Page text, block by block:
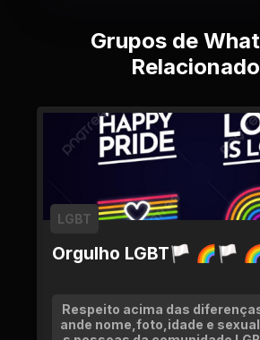
Grupos de
Orgulho LGBT🏳 🌈🏳
LGBT
Respeito acima das
ande nome,foto,idade e